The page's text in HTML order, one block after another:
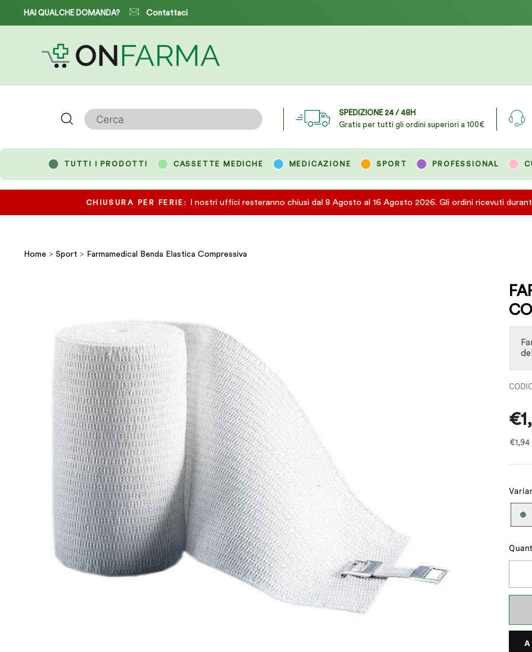
HAI QUALCHE DOMANDA? Contattaci
SPEDIZIONE 24 / 48H
Gratis per tutti gli ordini superiori a 100€
TUTTI I PRODOTTI CASSETTE MEDICHE MEDICAZIONE SPORT PROFESSIONAL
CHIUSURA PER FERIE: I nostri uffici resteranno chiusi dal 8 Agosto al 16 Agosto 2026. Gli ordini ricevuti
Home > Sport > Farmamedical Benda Elastica Compressiva
€1,94